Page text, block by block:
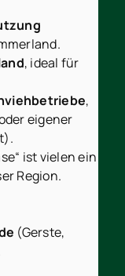
, ideal für
,
eigener
ist vielen ein
Region.
(Gerste,